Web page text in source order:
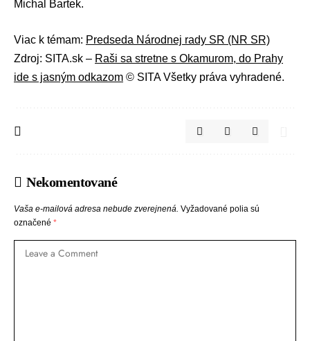
Michal Bartek.
Viac k témam: Predseda Národnej rady SR (NR SR)
Zdroj: SITA.sk – Raši sa stretne s Okamurom, do Prahy
ide s jasným odkazom © SITA Všetky práva vyhradené.
Nekomentované
Vaša e-mailová adresa nebude zverejnená. Vyžadované polia sú
označené *